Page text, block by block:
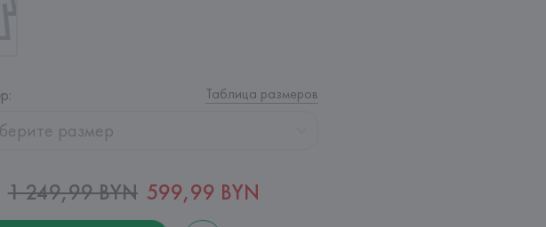
: Таблица размеров
размер
1 249,99 BYN 599,99 BYN